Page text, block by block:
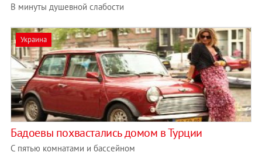
В минуты душевной слабости
Украина
Бадоевы похвастались домом в Турции
С пятью комнатами и бассейном